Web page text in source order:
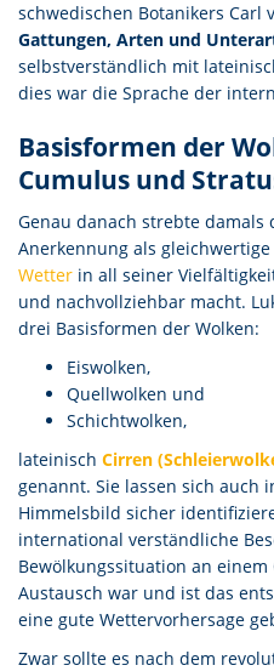
schwedischen Botanikers Carl
Gattungen, Arten und
selbstverständlich mit
dies war die Sprache der
Basisformen der
Cumulus und
Genau danach strebte damals
Anerkennung als
Wetter in all seiner
und nachvollziehbar macht.
drei Basisformen der Wolken:
Eiswolken,
Quellwolken und
Schichtwolken,
lateinisch Cirren
genannt. Sie lassen sich auch
Himmelsbild sicher
international verständliche
Bewölkungssituation an
Austausch war und ist das
eine gute Wettervorhersage
Zwar sollte es nach dem